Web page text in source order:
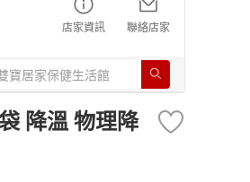
店家資訊 聯絡店家
降溫 物理降